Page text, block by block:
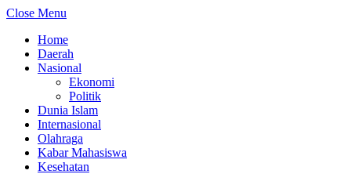
Close Menu
Home
Daerah
Nasional
Ekonomi
Politik
Dunia Islam
Internasional
Olahraga
Kabar Mahasiswa
Kesehatan